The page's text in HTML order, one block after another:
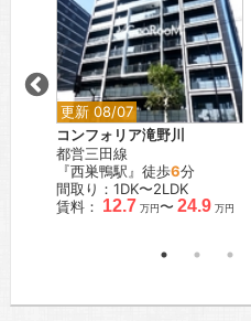
更新 08/07
コンフォリア滝野川
都営三田線
『西巣鴨駅』徒歩6分
間取り：1DK〜2LDK
賃料： 12.7 万円〜 24.9 万円